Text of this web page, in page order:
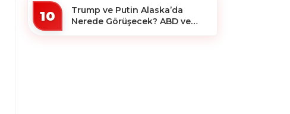
10
Trump ve Putin Alaska’da
Nerede Görüşecek? ABD ve